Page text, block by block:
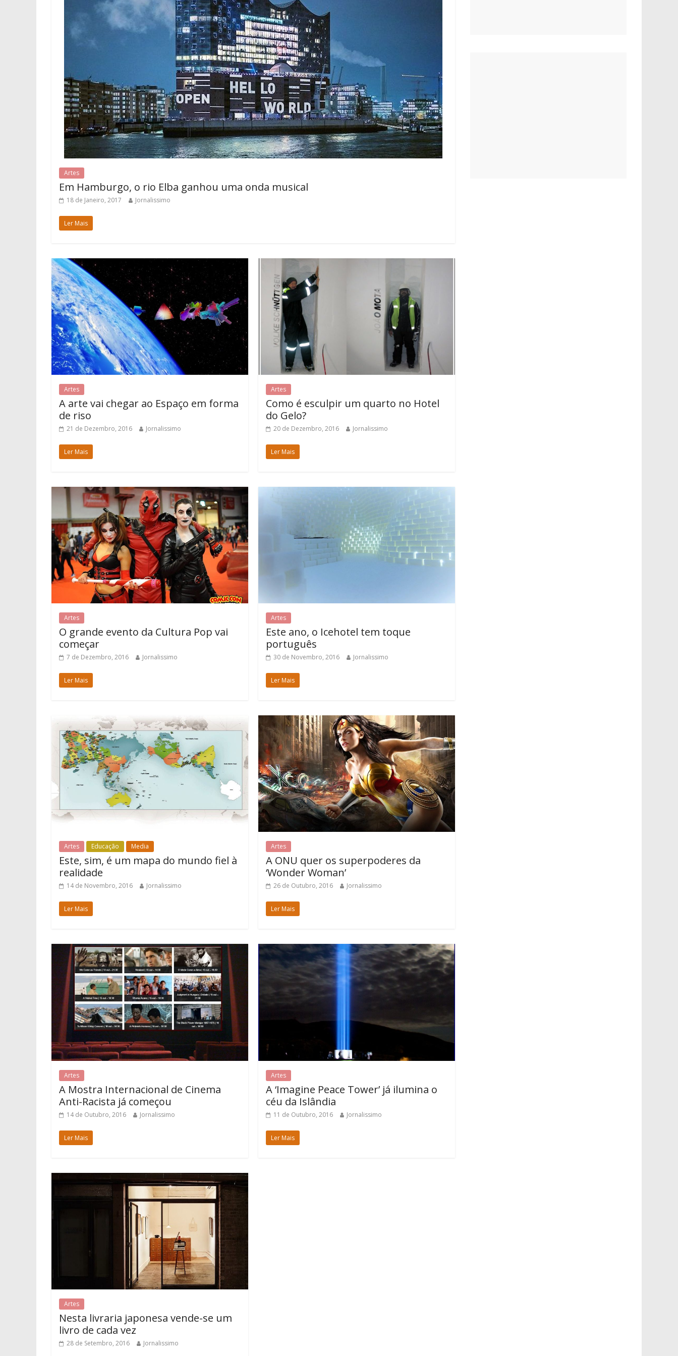
Artes
Em Hamburgo, o rio Elba ganhou uma onda musical
18 de Janeiro, 2017 Jornalissimo
Ler Mais
Artes
A arte vai chegar ao Espaço em forma
de riso
21 de Dezembro, 2016 Jornalissimo
Ler Mais
Artes
Como é esculpir um quarto no Hotel
do Gelo?
20 de Dezembro, 2016 Jornalissimo
Ler Mais
Artes
O grande evento da Cultura Pop vai
começar
7 de Dezembro, 2016 Jornalissimo
Ler Mais
Artes
Este ano, o Icehotel tem toque
português
30 de Novembro, 2016 Jornalissimo
Ler Mais
Artes Educação Media
Este, sim, é um mapa do mundo fiel à
realidade
14 de Novembro, 2016 Jornalissimo
Ler Mais
Artes
A ONU quer os superpoderes da
‘Wonder Woman’
26 de Outubro, 2016 Jornalissimo
Ler Mais
Artes
A Mostra Internacional de Cinema
Anti-Racista já começou
14 de Outubro, 2016 Jornalissimo
Ler Mais
Artes
A ‘Imagine Peace Tower’ já ilumina o
céu da Islândia
11 de Outubro, 2016 Jornalissimo
Ler Mais
Artes
Nesta livraria japonesa vende-se um
livro de cada vez
28 de Setembro, 2016 Jornalissimo